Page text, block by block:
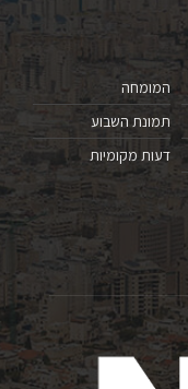
המומחה
תמונת השבוע
דעות מקומיות